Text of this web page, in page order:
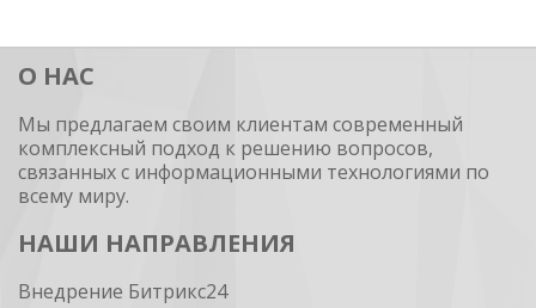
О НАС
Мы предлагаем своим клиентам современный
комплексный подход к решению вопросов,
связанных с информационными технологиями по
всему миру.
НАШИ НАПРАВЛЕНИЯ
Внедрение Битрикс24